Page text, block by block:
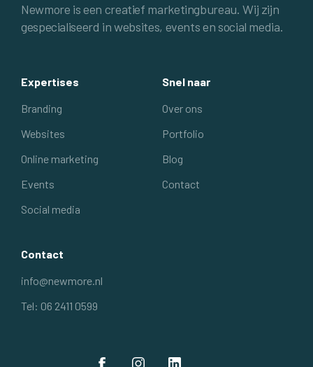
Newmore is een creatief marketingbureau. Wij zijn
gespecialiseerd in websites, events en social media.
Expertises
Branding
Websites
Online marketing
Events
Social media
Snel naar
Over ons
Portfolio
Blog
Contact
Contact
info@newmore.nl
Tel: 06 2411 0599